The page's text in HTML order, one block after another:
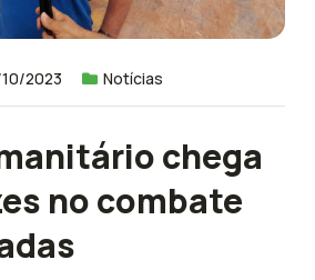
2023 Notícias
chega
no combate